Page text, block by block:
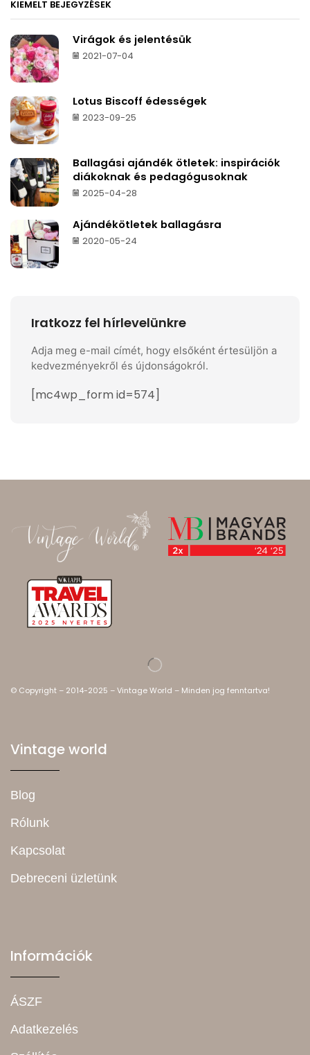
KIEMELT BEJEGYZÉSEK
Virágok és jelentésük
2021-07-04
Lotus Biscoff édességek
2023-09-25
Ballagási ajándék ötletek: inspirációk
diákoknak és pedagógusoknak
2025-04-28
Ajándékötletek ballagásra
2020-05-24
Iratkozz fel hírlevelünkre
Adja meg e-mail címét, hogy elsőként értesüljön a
kedvezményekről és újdonságokról.
[mc4wp_form id=574]
© Copyright – 2014-2025 – Vintage World – Minden jog fenntartva!
Vintage world
Blog
Rólunk
Kapcsolat
Debreceni üzletünk
Információk
ÁSZF
Adatkezelés